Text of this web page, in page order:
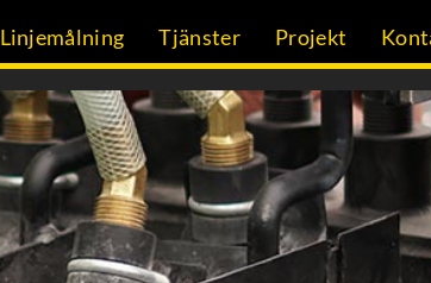
Linjemålning Tjänster Projekt